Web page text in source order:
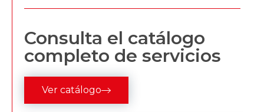
Consulta el catálogo
completo de servicios
Ver catálogo